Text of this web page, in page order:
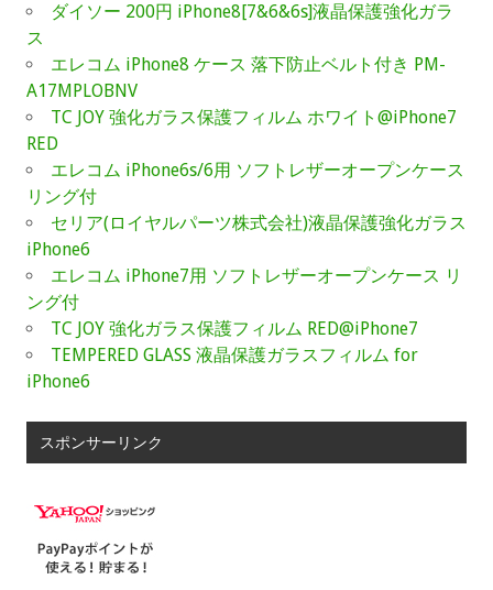
ダイソー 200円 iPhone8[7&6&6s]液晶保護強化ガラ
ス
エレコム iPhone8 ケース 落下防止ベルト付き PM-
A17MPLOBNV
TC JOY 強化ガラス保護フィルム ホワイト@iPhone7
RED
エレコム iPhone6s/6用 ソフトレザーオープンケース
リング付
セリア(ロイヤルパーツ株式会社)液晶保護強化ガラス
iPhone6
エレコム iPhone7用 ソフトレザーオープンケース リ
ング付
TC JOY 強化ガラス保護フィルム RED@iPhone7
TEMPERED GLASS 液晶保護ガラスフィルム for
iPhone6
スポンサーリンク